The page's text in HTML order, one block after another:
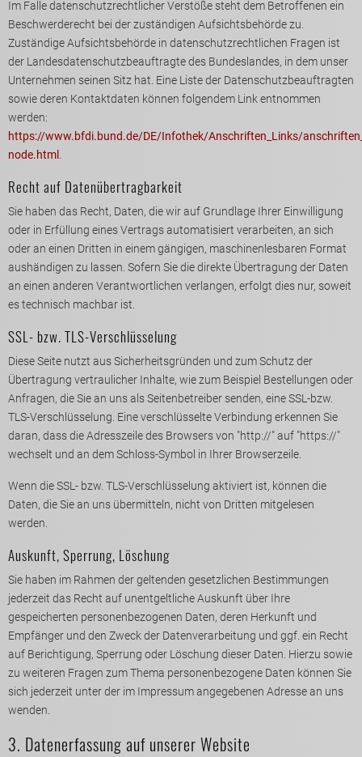
Im Falle datenschutzrechtlicher Verstöße steht dem Betroffenen ein
Beschwerderecht bei der zuständigen Aufsichtsbehörde zu.
Zuständige Aufsichtsbehörde in datenschutzrechtlichen Fragen ist
der Landesdatenschutzbeauftragte des Bundeslandes, in dem unser
Unternehmen seinen Sitz hat. Eine Liste der Datenschutzbeauftragten
sowie deren Kontaktdaten können folgendem Link entnommen
werden:
https://www.bfdi.bund.de/DE/Infothek/Anschriften_Links/
node.html .
Recht auf Datenübertragbarkeit
Sie haben das Recht, Daten, die wir auf Grundlage Ihrer Einwilligung
oder in Erfüllung eines Vertrags automatisiert verarbeiten, an sich
oder an einen Dritten in einem gängigen, maschinenlesbaren Format
aushändigen zu lassen. Sofern Sie die direkte Übertragung der Daten
an einen anderen Verantwortlichen verlangen, erfolgt dies nur, soweit
es technisch machbar ist.
SSL- bzw. TLS-Verschlüsselung
Diese Seite nutzt aus Sicherheitsgründen und zum Schutz der
Übertragung vertraulicher Inhalte, wie zum Beispiel Bestellungen oder
Anfragen, die Sie an uns als Seitenbetreiber senden, eine SSL-bzw.
TLS-Verschlüsselung. Eine verschlüsselte Verbindung erkennen Sie
daran, dass die Adresszeile des Browsers von "http://" auf "https://"
wechselt und an dem Schloss-Symbol in Ihrer Browserzeile.
Wenn die SSL- bzw. TLS-Verschlüsselung aktiviert ist, können die
Daten, die Sie an uns übermitteln, nicht von Dritten mitgelesen
werden.
Auskunft, Sperrung, Löschung
Sie haben im Rahmen der geltenden gesetzlichen Bestimmungen
jederzeit das Recht auf unentgeltliche Auskunft über Ihre
gespeicherten personenbezogenen Daten, deren Herkunft und
Empfänger und den Zweck der Datenverarbeitung und ggf. ein Recht
auf Berichtigung, Sperrung oder Löschung dieser Daten. Hierzu sowie
zu weiteren Fragen zum Thema personenbezogene Daten können Sie
sich jederzeit unter der im Impressum angegebenen Adresse an uns
wenden.
3. Datenerfassung auf unserer Website